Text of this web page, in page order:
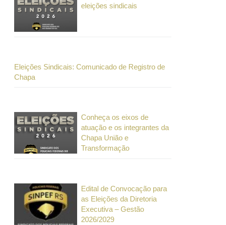
eleições sindicais
Eleições Sindicais: Comunicado de Registro de
Chapa
Conheça os eixos de
atuação e os integrantes da
Chapa União e
Transformação
Edital de Convocação para
as Eleições da Diretoria
Executiva – Gestão
2026/2029